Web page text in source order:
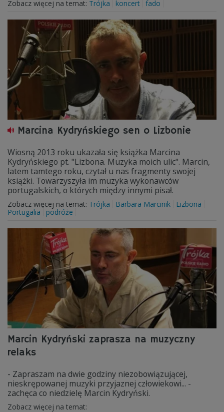
Zobacz więcej na temat: Trójka koncert fado
Marcina Kydryńskiego sen o Lizbonie
Wiosną 2013 roku ukazała się książka Marcina
Kydryńskiego pt. "Lizbona. Muzyka moich ulic". Marcin,
latem tamtego roku, czytał u nas fragmenty swojej
książki. Towarzyszyła im muzyka wykonawców
portugalskich, o których między innymi pisał.
Zobacz więcej na temat: Trójka Barbara Marcinik
Lizbona
Portugalia
podróże
Marcin Kydryński zaprasza na muzyczny
relaks
- Zapraszam na dwie godziny niezobowiązującej,
nieskrępowanej muzyki przyjaznej człowiekowi... -
zachęca co niedzielę Marcin Kydryński.
Zobacz więcej na temat: